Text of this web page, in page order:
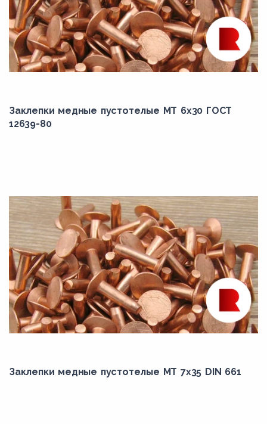
Заклепки медные пустотелые МТ 6х30 ГОСТ
12639-80
Заклепки медные пустотелые МТ 7х35 DIN 661